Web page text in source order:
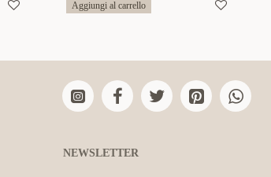
Aggiungi al carrello
NEWSLETTER